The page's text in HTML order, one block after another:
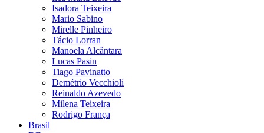
Isadora Teixeira
Mario Sabino
Mirelle Pinheiro
Tácio Lorran
Manoela Alcântara
Lucas Pasin
Tiago Pavinatto
Demétrio Vecchioli
Reinaldo Azevedo
Milena Teixeira
Rodrigo França
Brasil